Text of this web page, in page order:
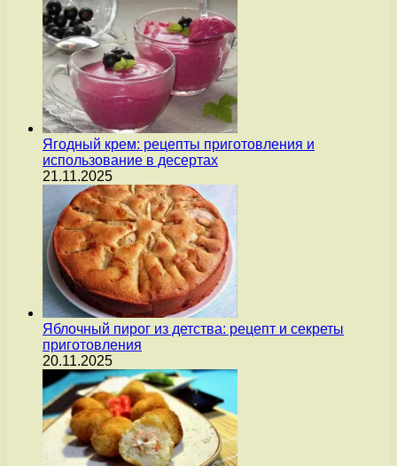
Ягодный крем: рецепты приготовления и
использование в десертах
21.11.2025
Яблочный пирог из детства: рецепт и секреты
приготовления
20.11.2025